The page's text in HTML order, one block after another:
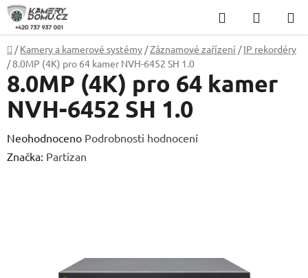
Přejít
obsah
Hledat
KOŠÍK
Domů
/ Kamery a kamerové systémy /Záznamové zařízení / IP rekordéry
/8.0MP (4K) pro 64 kamer NVH-6452 SH 1.0
8.0MP (4K) pro 64 kamer
NVH-6452 SH 1.0
Průměrné
hodnocení
Neohodnoceno Podrobnosti hodnocení
Značka: Partizan